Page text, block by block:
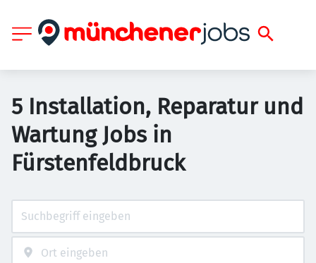
5 Installation, Reparatur und
Wartung Jobs in
Fürstenfeldbruck